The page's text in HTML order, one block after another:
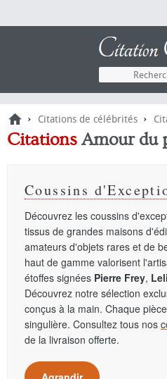
› Citations de célébrités ›
CitationsAmour du
Coussins
Découvrez les coussins
tissus de grandes maisons
amateurs d'objets rares et de
haut de gamme valorisent
étoffes signées Pierre Frey,
Découvrez notre sélection
conçus à la main. Chaque
singulière. Consultez tous nos
de la livraison offerte.